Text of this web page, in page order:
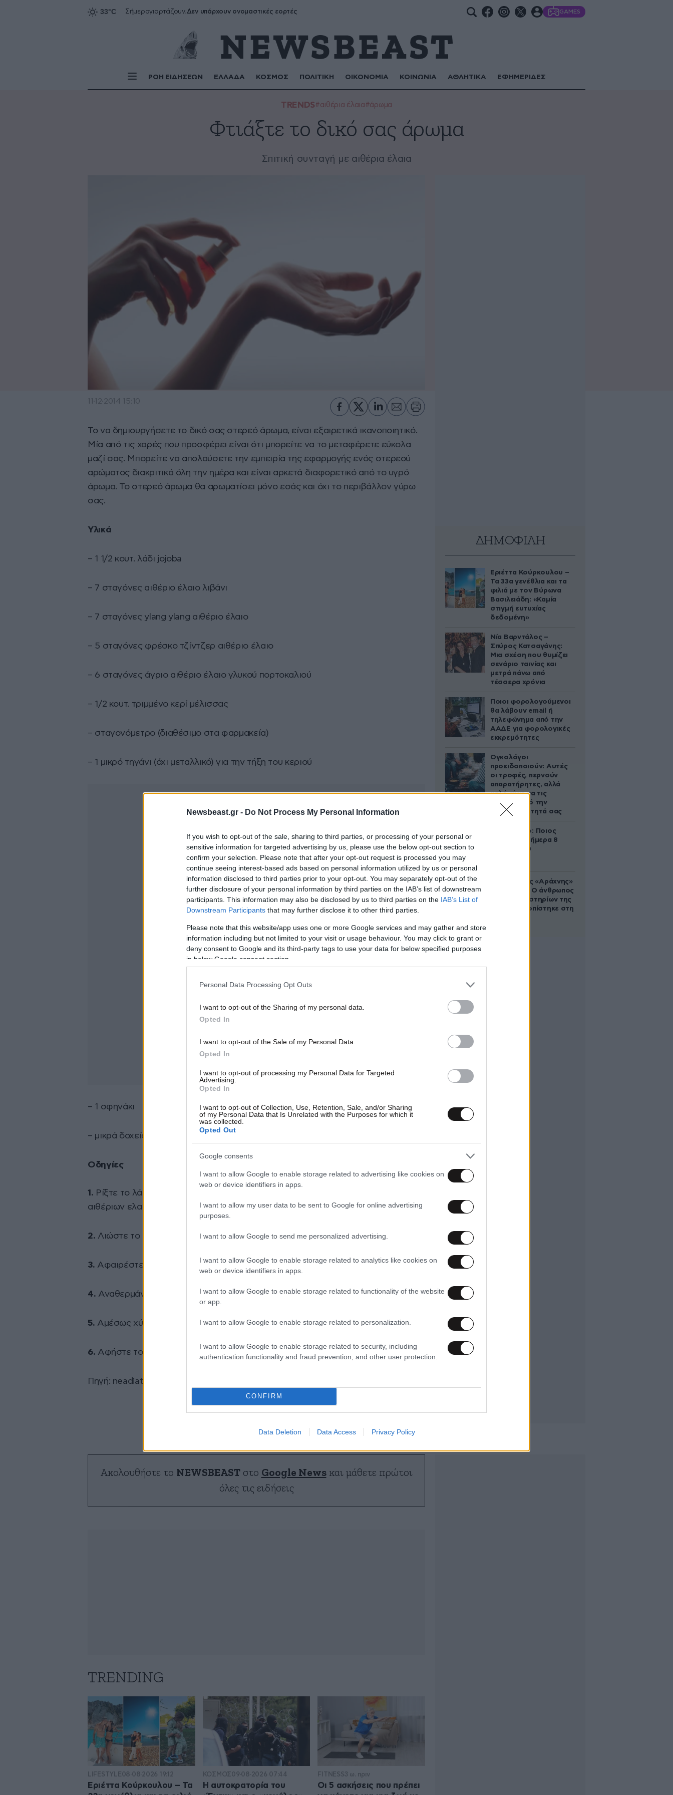
Newsbeast.gr - Do Not Process My Personal Information
If you wish to opt-out of the sale, sharing to third parties, or processing of your personal or
sensitive information for targeted advertising by us, please use the below opt-out section to
confirm your selection. Please note that after your opt-out request is processed you may
continue seeing interest-based ads based on personal information utilized by us or personal
information disclosed to third parties prior to your opt-out. You may separately opt-out of the
further disclosure of your personal information by third parties on the IAB’s list of downstream
participants. This information may also be disclosed by us to third parties on the IAB’s List of
Downstream Participants that may further disclose it to other third parties.
Please note that this website/app uses one or more Google services and may gather and store
information including but not limited to your visit or usage behaviour. You may click to grant or
deny consent to Google and its third-party tags to use your data for below specified purposes
in below Google consent section.
Personal Data Processing Opt Outs
I want to opt-out of the Sharing of my personal data.
Opted In
I want to opt-out of the Sale of my Personal Data.
Opted In
I want to opt-out of processing my Personal Data for Targeted
Advertising.
Opted In
I want to opt-out of Collection, Use, Retention, Sale, and/or Sharing
of my Personal Data that Is Unrelated with the Purposes for which it
was collected.
Opted Out
Google consents
I want to allow Google to enable storage related to advertising like cookies on
web or device identifiers in apps.
I want to allow my user data to be sent to Google for online advertising
purposes.
I want to allow Google to send me personalized advertising.
I want to allow Google to enable storage related to analytics like cookies on
web or device identifiers in apps.
I want to allow Google to enable storage related to functionality of the website
or app.
I want to allow Google to enable storage related to personalization.
I want to allow Google to enable storage related to security, including
authentication functionality and fraud prevention, and other user protection.
CONFIRM
Data Deletion Data Access Privacy Policy
Σήμεραγιορτάζουν:Δεν υπάρχουν ονομαστικές εορτές GAMES
ΡΟΗ ΕΙΔΗΣΕΩΝ ΕΛΛΑΔΑ ΚΟΣΜΟΣ ΠΟΛΙΤΙΚΗ ΟΙΚΟΝΟΜΙΑ ΚΟΙΝΩΝΙΑ ΑΘΛΗΤΙΚΑ ΕΦΗΜΕΡΙΔΕΣ
TRENDS#αιθέρια έλαια#άρωμα
Φτιάξτε το δικό σας άρωμα
Σπιτική συνταγή με αιθέρια έλαια
11·12·2014 15:10
Το να δημιουργήσετε το δικό σας στερεό άρωμα, είναι εξαιρετικά ικανοποιητικό.
Μία από τις χαρές που προσφέρει είναι ότι μπορείτε να το μεταφέρετε εύκολα
μαζί σας. Μπορείτε να απολαύσετε την εμπειρία της εφαρμογής ενός στερεού
αρώματος διακριτικά όλη την ημέρα και είναι αρκετά διαφορετικό από το υγρό
άρωμα. Το στερεό άρωμα θα αρωματίσει μόνο εσάς και όχι το περιβάλλον γύρω
σας.
Υλικά
– 1 1/2 κουτ. λάδι jojoba
– 7 σταγόνες αιθέριο έλαιο λιβάνι
– 7 σταγόνες ylang ylang αιθέριο έλαιο
– 5 σταγόνες φρέσκο τζίντζερ αιθέριο έλαιο
– 6 σταγόνες άγριο αιθέριο έλαιο γλυκού πορτοκαλιού
– 1/2 κουτ. τριμμένο κερί μέλισσας
– σταγονόμετρο (διαθέσιμο στα φαρμακεία)
– 1 μικρό τηγάνι (όχι μεταλλικό) για την τήξη του κεριού
– 1 σφηνάκι
– μικρά δοχεία για να βάλετε το άρωμα
Οδηγίες
1. Ρίξτε το λάδι jojoba στο σφηνάκι. Προσθέστε τις σταγόνες των τεσσάρων
αιθέριων ελαίων στο λάδι jojoba και ανακατέψτε.
2. Λιώστε το 1/2 κουταλάκι του γλυκού κερί μέλισσας.
3. Αφαιρέστε από τη θερμότητα και προσθέστε το κερί στο μείγμα με το jojoba.
4. Αναθερμάνετε για μόλις 10 δευτερόλεπτα, ανακατεύοντας.
5. Αμέσως χύστε το μείγμα στο δοχείο σας.
6. Αφήστε το να κρυώσει για 15 λεπτά.
Πηγή: neadiatrofis.gr
ΔΗΜΟΦΙΛΗ
Εριέττα Κούρκουλου –
Τα 33α γενέθλια και τα
φιλιά με τον Βύρωνα
Βασιλειάδη: «Καμία
στιγμή ευτυχίας
δεδομένη»
Νία Βαρντάλος –
Σπύρος Κατσαγάνης:
Μια σχέση που θυμίζει
σενάριο ταινίας και
μετρά πάνω από
τέσσερα χρόνια
Ποιοι φορολογούμενοι
θα λάβουν email ή
τηλεφώνημα από την
ΑΑΔΕ για φορολογικές
εκκρεμότητες
Ογκολόγοι
προειδοποιούν: Αυτές
οι τροφές, περνούν
απαρατήρητες, αλλά
καλό είναι να τις
βγάλετε από την
καθημερινότητά σας
Εορτολόγιο: Ποιος
γιορτάζει σήμερα 8
Αυγούστου
Στα ίχνη της «Αράχνης»
του Άσαντ: Ο άνθρωπος
των βασανιστηρίων της
Συρίας εντοπίστηκε στη
Ακολουθήστε το NEWSBEASTστο Google Newsκαι μάθετε πρώτοι
όλες τις ειδήσεις
TRENDING
LIFESTYLE08·08·2026 19:12
Εριέττα Κούρκουλου – Τα
ΚΟΣΜΟΣ09·08·2026 07:44
Η αυτοκρατορία του
FITNESS3 ω. πριν
Οι 5 ασκήσεις που πρέπει